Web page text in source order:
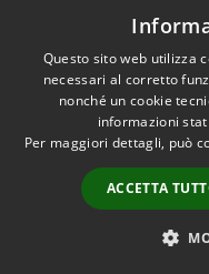
Dichiarazione di
Accessibilità
Questo sito web utilizza
necessari al corretto
nonché un cookie
informazioni
Per maggiori dettagli, può
ACCETTA